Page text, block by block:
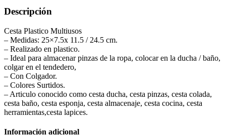
Descripción
Cesta Plastico Multiusos
– Medidas: 25×7.5x 11.5 / 24.5 cm.
– Realizado en plastico.
– Ideal para almacenar pinzas de la ropa, colocar en la ducha / baño,
colgar en el tendedero,
– Con Colgador.
– Colores Surtidos.
– Articulo conocido como cesta ducha, cesta pinzas, cesta colada,
cesta baño, cesta esponja, cesta almacenaje, cesta cocina, cesta
herramientas,cesta lapices.
Información adicional